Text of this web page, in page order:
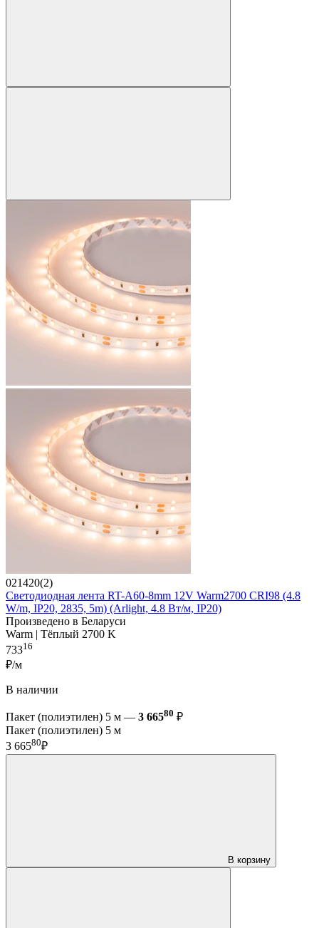
021420(2)
Светодиодная лента RT-A60-8mm 12V Warm2700 CRI98 (4.8
W/m, IP20, 2835, 5m) (Arlight, 4.8 Вт/м, IP20)
Произведено в Беларуси
Warm | Тёплый 2700 K
73316
₽/м
В наличии
Пакет (полиэтилен) 5 м — 3 66580 ₽
Пакет (полиэтилен) 5 м
3 66580₽
В корзину